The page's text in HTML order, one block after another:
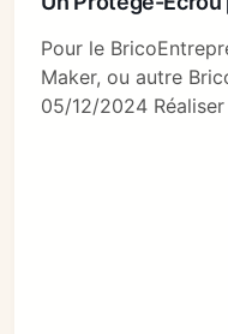
Pour le
Maker, ou autre
05/12/2024